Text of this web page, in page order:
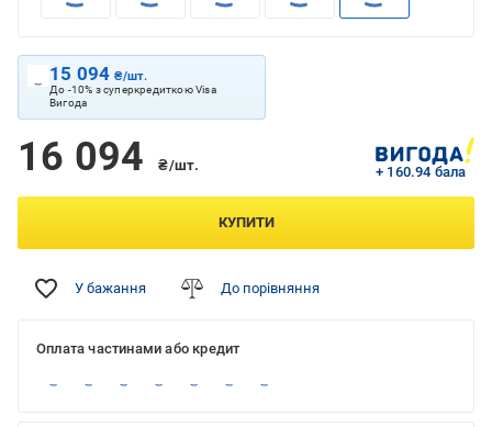
15 094₴/шт.
До -10% з суперкредиткою Visa
Вигода
16 094 ₴/шт. + 160.94 бала
КУПИТИ
У бажання До порівняння
Оплата частинами або кредит